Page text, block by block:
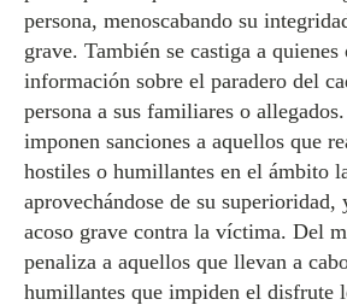
persona, menoscabando su
grave. También se castiga a quienes
información sobre el paradero del
persona a sus familiares o
imponen sanciones a aquellos que
hostiles o humillantes en el ámbito
aprovechándose de su superioridad,
acoso grave contra la víctima. Del
penaliza a aquellos que llevan a
humillantes que impiden el disfrute